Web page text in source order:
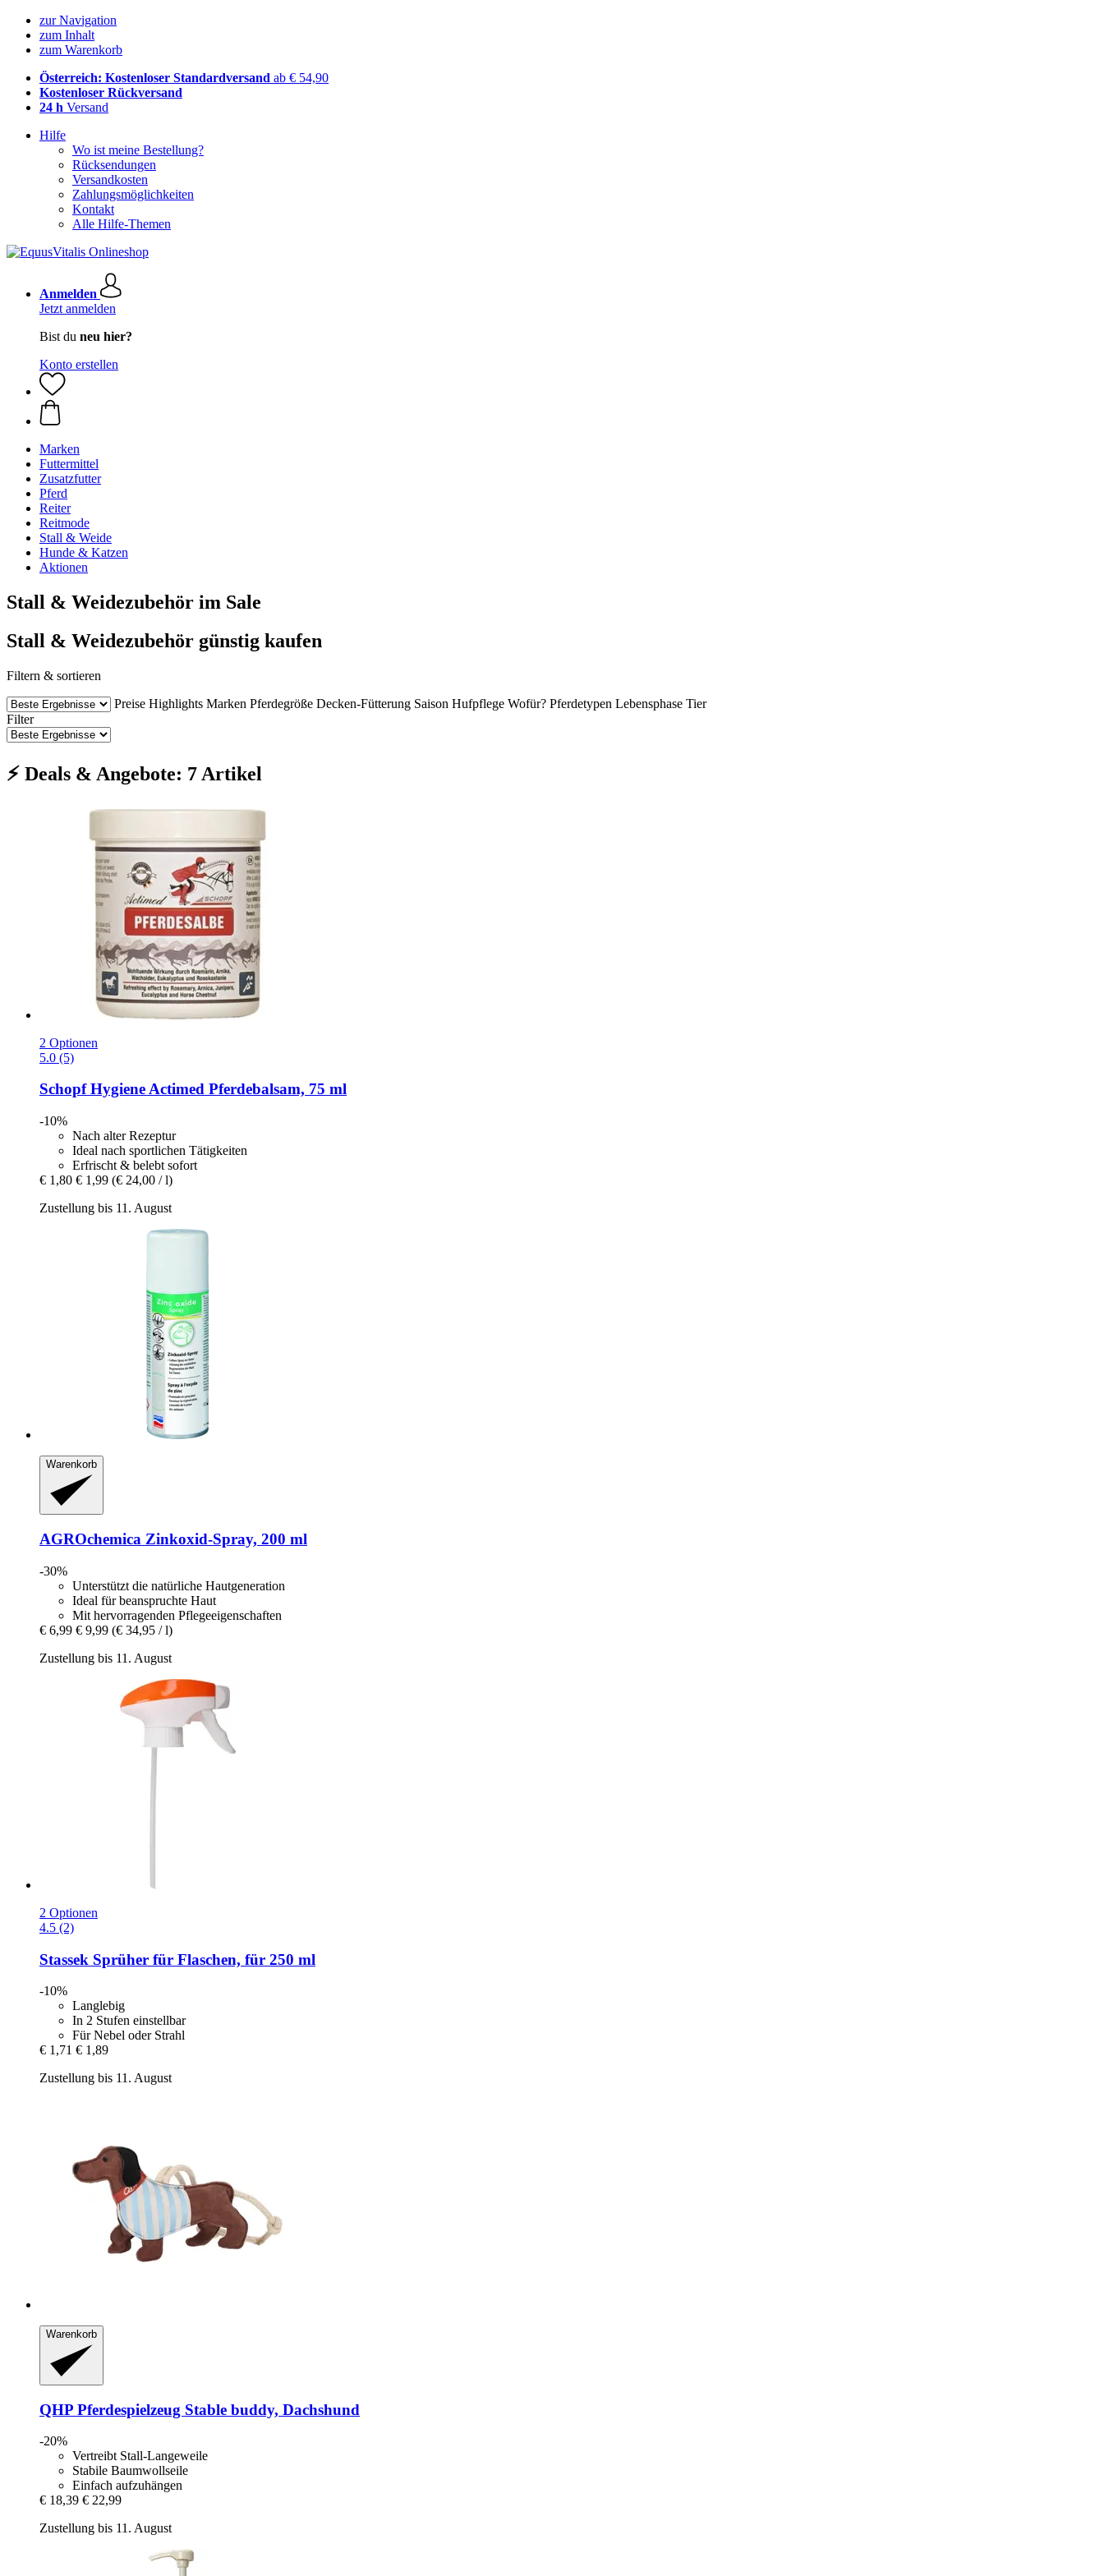
zur Navigation
zum Inhalt
zum Warenkorb
Österreich: Kostenloser Standardversand ab € 54,90
Kostenloser Rückversand
24 h Versand
Hilfe
Wo ist meine Bestellung?
Rücksendungen
Versandkosten
Zahlungsmöglichkeiten
Kontakt
Alle Hilfe-Themen
Anmelden
Jetzt anmelden
Bist du neu hier?
Konto erstellen
Marken
Futtermittel
Zusatzfutter
Pferd
Reiter
Reitmode
Stall & Weide
Hunde & Katzen
Aktionen
Stall & Weidezubehör im Sale
Stall & Weidezubehör günstig kaufen
Filtern & sortieren
Preise Highlights Marken Pferdegröße Decken-Fütterung Saison Hufpflege Wofür? Pferdetypen Lebensphase Tier
Filter
⚡ Deals & Angebote: 7 Artikel
2 Optionen
5.0 (5)
Schopf HygieneActimed Pferdebalsam, 75 ml
-10%
Nach alter Rezeptur
Ideal nach sportlichen Tätigkeiten
Erfrischt & belebt sofort
€ 1,80 € 1,99 (€ 24,00 / l)
Zustellung bis 11. August
Warenkorb
AGROchemica Zinkoxid-​Spray, 200 ml
-30%
Unterstützt die natürliche Hautgeneration
Ideal für beanspruchte Haut
Mit hervorragenden Pflegeeigenschaften
€ 6,99 € 9,99 (€ 34,95 / l)
Zustellung bis 11. August
2 Optionen
4.5 (2)
Stassek Sprüher für Flaschen, für 250 ml
-10%
Langlebig
In 2 Stufen einstellbar
Für Nebel oder Strahl
€ 1,71 € 1,89
Zustellung bis 11. August
Warenkorb
QHP Pferdespielzeug Stable buddy, Dachshund
-20%
Vertreibt Stall-Langeweile
Stabile Baumwollseile
Einfach aufzuhängen
€ 18,39 € 22,99
Zustellung bis 11. August